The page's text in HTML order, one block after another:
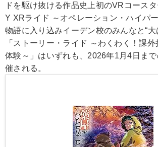
ドを駆け抜ける作品史上初のVRコース
Y XRライド ～オペレーション・ハイパ
物語に入り込みイーデン校のみんなと“大
「ストーリー・ライド ～わくわく！課
体験～」はいずれも、2026年1月4日ま
催される。